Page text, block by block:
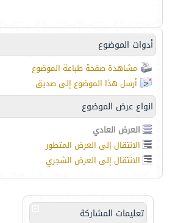
أدوات الموضوع
مشاهدة صفحة طباعة الموضوع
أرسل هذا الموضوع إلى صديق
انواع عرض الموضوع
العرض العادي
الانتقال إلى العرض المتطور
الانتقال إلى العرض الشجري
تعليمات المشاركة